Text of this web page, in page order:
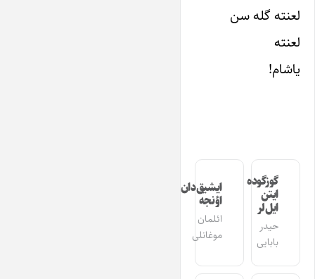
لعنته گله سن
لعنته
یاشام!
گوزگوده
ایتن
ایل‌لر
حیدر
بابایی
ایشیق‌دان
اؤنجه
ائلمان
موغانلی